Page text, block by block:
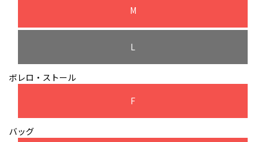
M
L
ボレロ・ストール
F
バッグ